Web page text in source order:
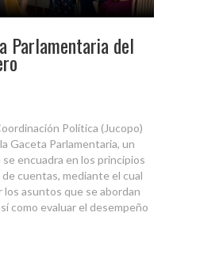
Parlamentaria del
Política (Jucopo)
Gaceta Parlamentaria, un
encuadra en los principios
cuentas, mediante el cual
asuntos que se abordan
como evaluar el desempeño